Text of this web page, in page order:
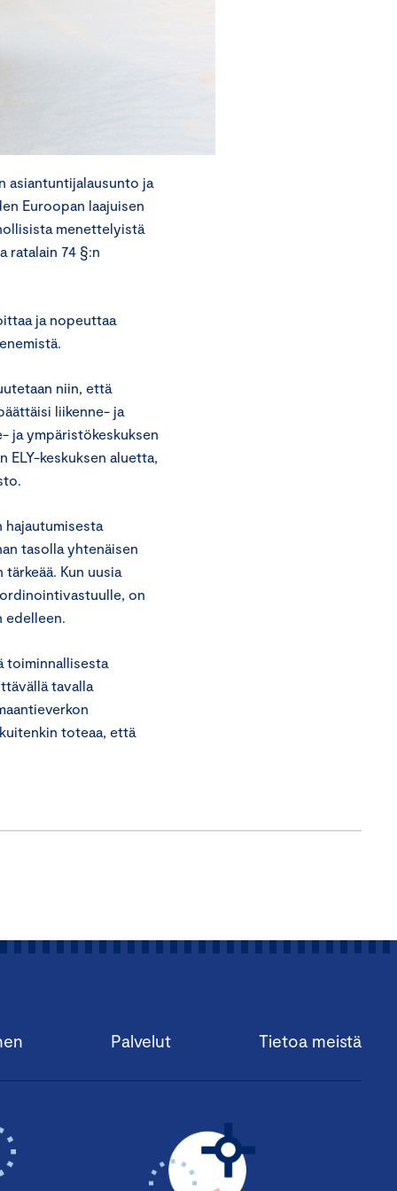
asiantuntijalausunto ja
Euroopan laajuisen
menettelyistä
ratalain 74 §:n
ja nopeuttaa
niin, että
liikenne- ja
ja ympäristökeskuksen
keskuksen aluetta,
hajautumisesta
tasolla yhtenäisen
Kun uusia
on
toiminnallisesta
tavalla
toteaa, että
Palvelut Tietoa meistä